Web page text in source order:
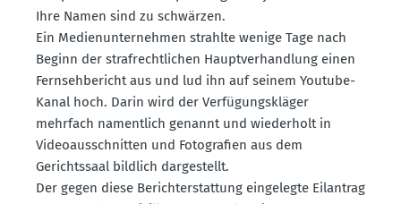
Ihre Namen sind zu schwärzen.
Ein Medien­un­ter­nehmen strahlte wenige Tage nach
Beginn der straf­recht­lichen Haupt­ver­handlung einen
Fernseh­be­richt aus und lud ihn auf seinem Youtube-
Kanal hoch. Darin wird der Verfü­gungs­kläger
mehrfach namentlich genannt und wiederholt in
Video­aus­schnitten und Fotografien aus dem
Gerichtssaal bildlich darge­stellt.
Der gegen diese Bericht­erstattung einge­legte Eilantrag